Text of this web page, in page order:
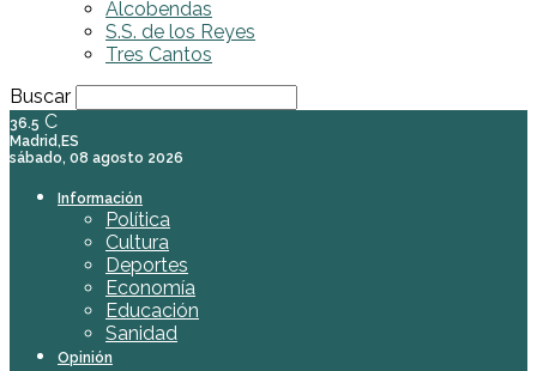
Alcobendas
S.S. de los Reyes
Tres Cantos
Buscar
36.5 C
Madrid,ES
sábado, 08 agosto 2026
Información
Política
Cultura
Deportes
Economía
Educación
Sanidad
Opinión